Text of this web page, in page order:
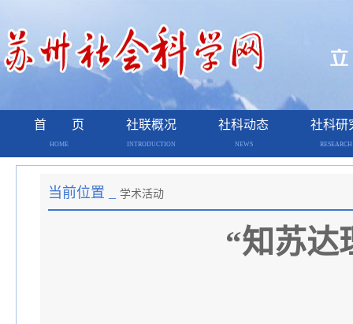
首 页
HOME
社联概况
INTRODUCTION
社科动态
NEWS
社科研
RESEARCH
当前位置 _ 学术活动
“知苏达